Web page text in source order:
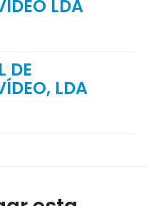
LDA
DE
LDA